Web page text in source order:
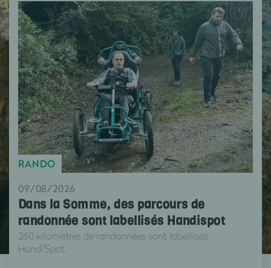
RANDO
09/08/2026
Dans la Somme, des parcours de
randonnée sont labellisés Handispot
260 kilomètres de randonnées sont labellisés
Handi'Spot.